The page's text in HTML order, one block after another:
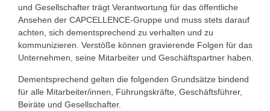
und Gesellschafter trägt Verantwortung für das öffentliche
Ansehen der CAPCELLENCE-Gruppe und muss stets darauf
achten, sich dementsprechend zu verhalten und zu
kommunizieren. Verstöße können gravierende Folgen für das
Unternehmen, seine Mitarbeiter und Geschäftspartner haben.
Dementsprechend gelten die folgenden Grundsätze bindend
für alle Mitarbeiter/innen, Führungskräfte, Geschäftsführer,
Beiräte und Gesellschafter.